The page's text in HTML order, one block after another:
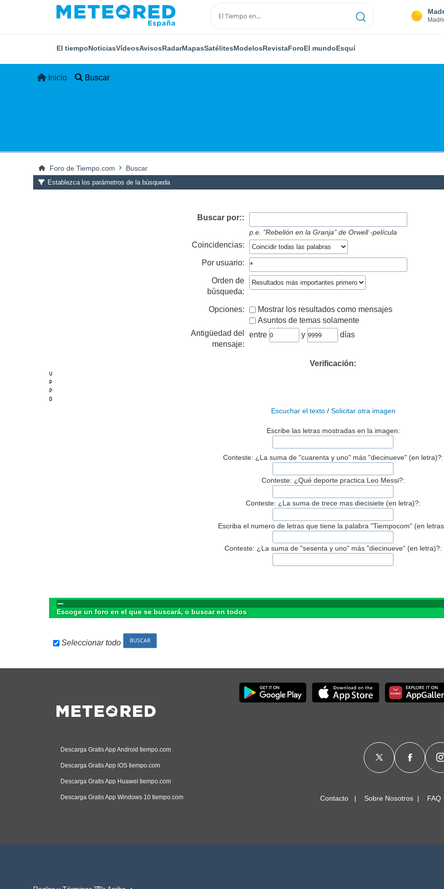
El tiempoNoticiasVídeosAvisosRadarMapasSatélitesModelosRevistaForoEl mundoEsquí
Inicio Buscar
Foro de Tiempo.com Buscar
Establezca los parámetros de la búsqueda
Buscar por::
p.e. "Rebelión en la Granja" de Orwell -película
Coincidencias:
Por usuario:
Orden de
búsqueda:
Opciones:
Mostrar los resultados como mensajes
Asuntos de temas solamente
Antigüedad del
mensaje:
entre y días
Verificación:
Escuchar el texto/ Solicitar otra imagen
Escribe las letras mostradas en la imagen:
Conteste: ¿La suma de "cuarenta y uno" más "diecinueve" (en letra)?:
Conteste: ¿Qué deporte practica Leo Messi?:
Conteste: ¿La suma de trece mas diecisiete (en letra)?:
Escriba el numero de letras que tiene la palabra "Tiempocom" (en
Conteste: ¿La suma de "sesenta y uno" más "diecinueve" (en letra)?:
Escoge un foro en el que se buscará, o buscar en todos
Seleccionar todo
Descarga Gratis App Android tiempo.com
Descarga Gratis App iOS tiempo.com
Descarga Gratis App Huawei tiempo.com
Descarga Gratis App Windows 10 tiempo.com Contacto Sobre Nosotros FAQ